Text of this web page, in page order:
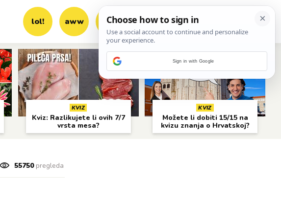
lol! aww vrh! woot?!
KVIZ
Kviz: Razlikujete li ovih 7/7
vrsta mesa?
KVIZ
Možete li dobiti 15/15 na
kvizu znanja o Hrvatskoj?
55750pregleda
Sign in with Google